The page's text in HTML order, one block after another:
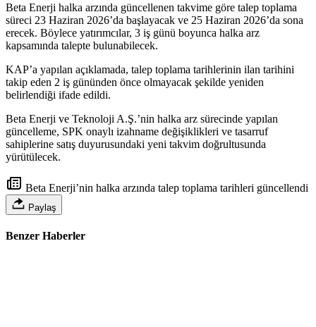
Beta Enerji halka arzında güncellenen takvime göre talep toplama
süreci 23 Haziran 2026’da başlayacak ve 25 Haziran 2026’da sona
erecek. Böylece yatırımcılar, 3 iş günü boyunca halka arz
kapsamında talepte bulunabilecek.
KAP’a yapılan açıklamada, talep toplama tarihlerinin ilan tarihini
takip eden 2 iş gününden önce olmayacak şekilde yeniden
belirlendiği ifade edildi.
Beta Enerji ve Teknoloji A.Ş.’nin halka arz sürecinde yapılan
güncelleme, SPK onaylı izahname değişiklikleri ve tasarruf
sahiplerine satış duyurusundaki yeni takvim doğrultusunda
yürütülecek.
Beta Enerji’nin halka arzında talep toplama tarihleri güncellendi
Paylaş
Benzer Haberler